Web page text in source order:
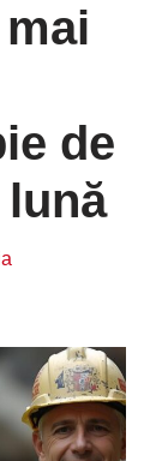
de
lună